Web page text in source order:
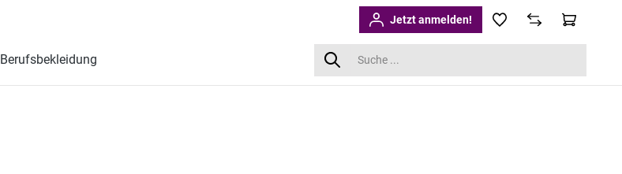
Jetzt anmelden!
Berufsbekleidung